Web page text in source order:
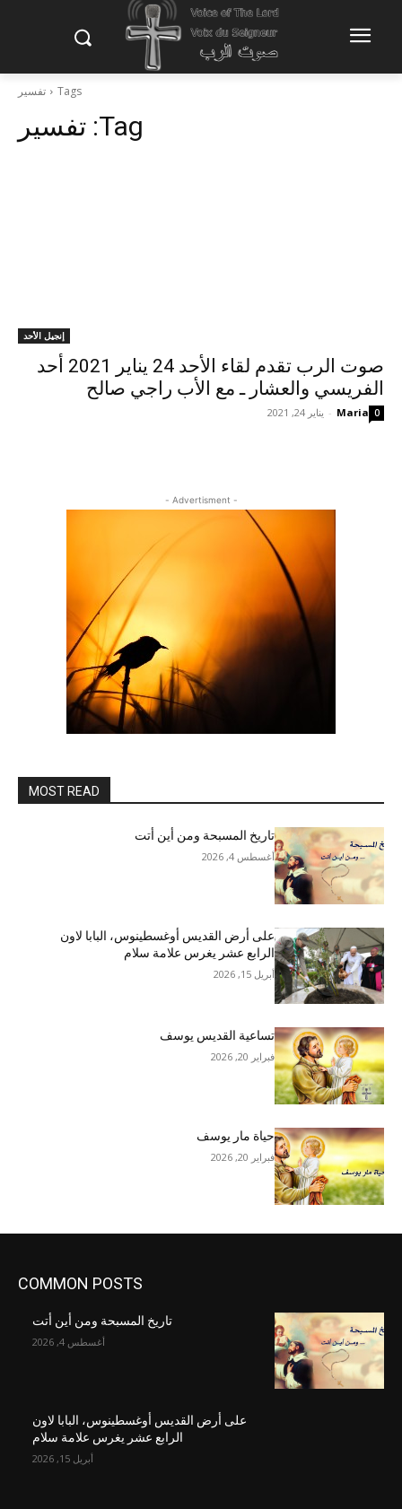
Tags تفسير
Tag: تفسير
إنجيل الأحد
صوت الرب تقدم لقاء الأحد 24 يناير 2021 أحد
الفريسي والعشار ـ مع الأب راجي صالح
Maria
- يناير 24, 2021 0
- Advertisment -
MOST READ
تاريخ المسبحة ومن أين أتت
أغسطس 4, 2026
على أرض القديس أوغسطينوس، البابا لاون
الرابع عشر يغرس علامة سلام
أبريل 15, 2026
تساعية القديس يوسف
فبراير 20, 2026
حياة مار يوسف
فبراير 20, 2026
COMMON POSTS
تاريخ المسبحة ومن أين أتت
أغسطس 4, 2026
على أرض القديس أوغسطينوس، البابا لاون
الرابع عشر يغرس علامة سلام
أبريل 15, 2026